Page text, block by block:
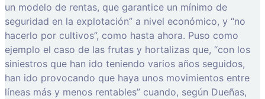
un modelo de rentas, que garantice un mínimo de
seguridad en la explotación” a nivel económico, y “no
hacerlo por cultivos”, como hasta ahora. Puso como
ejemplo el caso de las frutas y hortalizas que, “con los
siniestros que han ido teniendo varios años seguidos,
han ido provocando que haya unos movimientos entre
líneas más y menos rentables” cuando, según Dueñas,